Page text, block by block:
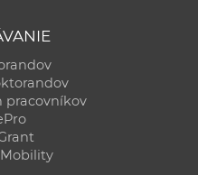
pracovníkov